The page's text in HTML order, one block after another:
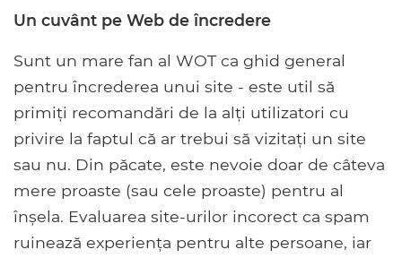
Un cuvânt pe Web de încredere
Sunt un mare fan al WOT ca ghid general
pentru încrederea unui site - este util să
primiți recomandări de la alți utilizatori cu
privire la faptul că ar trebui să vizitați un site
sau nu. Din păcate, este nevoie doar de câteva
mere proaste (sau cele proaste) pentru al
înșela. Evaluarea site-urilor incorect ca spam
ruinează experiența pentru alte persoane, iar